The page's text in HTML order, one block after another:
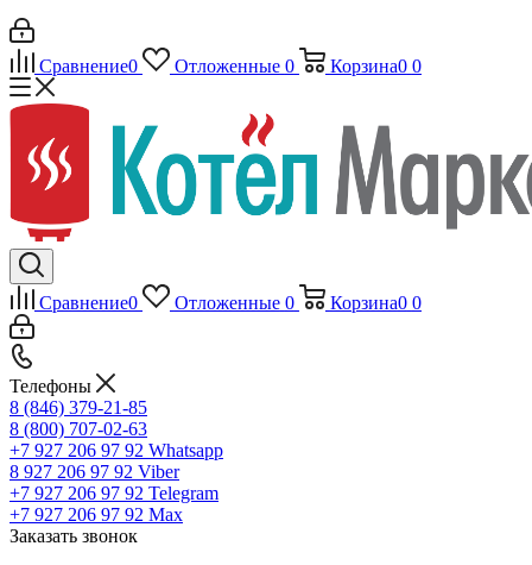
Сравнение0 Отложенные 0 Корзина0 0
Сравнение0 Отложенные 0 Корзина0 0
Телефоны
8 (846) 379-21-85
8 (800) 707-02-63
+7 927 206 97 92 Whatsapp
8 927 206 97 92 Viber
+7 927 206 97 92 Telegram
+7 927 206 97 92 Max
Заказать звонок